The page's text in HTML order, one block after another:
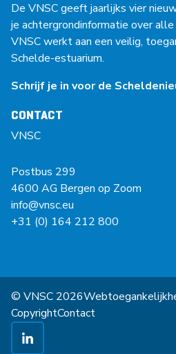
De VNSC geeft jaarlijks vier
je achtergrondinformatie over
VNSC werkt aan een veilig,
Schelde-estuarium.
Schrijf je in voor de
CONTACT
VNSC
Postbus 299
4600 AG Bergen op Zoom
info@vnsc.eu
+31 (0) 164 212 800
© VNSC 2026
CopyrightContact